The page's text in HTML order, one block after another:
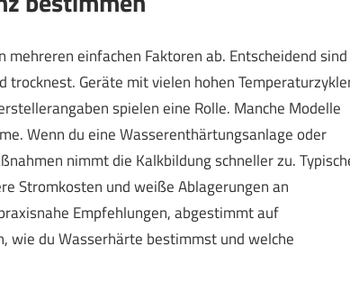
einfachen Faktoren ab. Entscheidend sind
trocknest. Geräte mit vielen hohen
spielen eine Rolle. Manche Modelle
Wenn du eine Wasserenthärtungsanlage oder
nimmt die Kalkbildung schneller zu.
Stromkosten und weiße Ablagerungen an
Empfehlungen, abgestimmt auf
wie du Wasserhärte bestimmst und welche